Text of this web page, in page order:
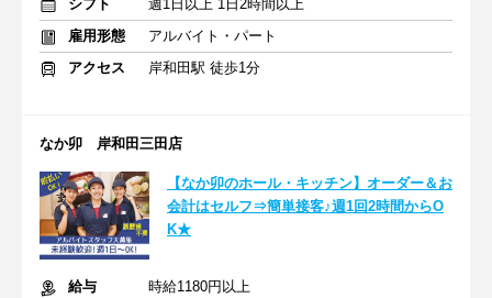
シフト
週1日以上 1日2時間以上
雇用形態
アルバイト・パート
アクセス
岸和田駅 徒歩1分
なか卯 岸和田三田店
【なか卯のホール・キッチン】オーダー＆お
会計はセルフ⇒簡単接客♪週1回2時間からO
K★
給与
時給1180円以上